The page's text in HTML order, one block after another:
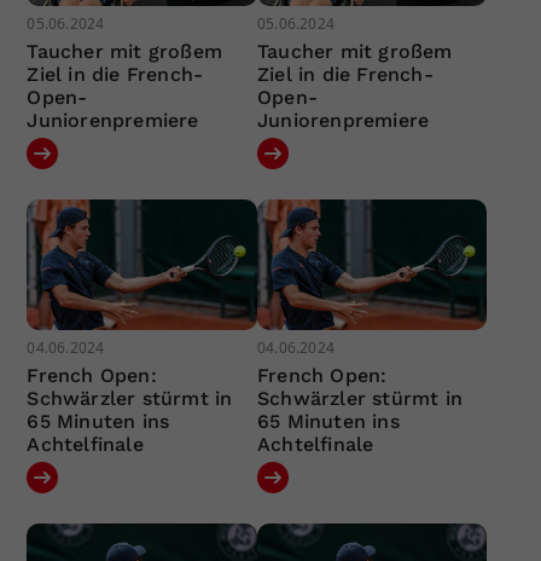
05.06.2024
Taucher mit großem
Ziel in die French-
Open-
Juniorenpremiere
05.06.2024
Taucher mit großem
Ziel in die French-
Open-
Juniorenpremiere
04.06.2024
French Open:
Schwärzler stürmt in
65 Minuten ins
Achtelfinale
04.06.2024
French Open:
Schwärzler stürmt in
65 Minuten ins
Achtelfinale